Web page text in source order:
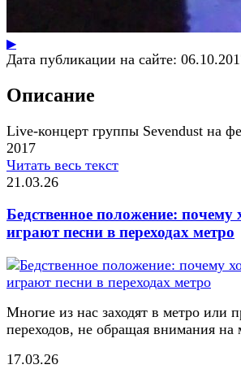
▶
Дата публикации на сайте:
Описание
Live-концерт группы Sevendust на
2017
Читать весь текст
21.03.26
Бедственное положение:
играют песни в переходах метро
Многие из нас заходят в метро или
переходов, не обращая внимания на
17.03.26